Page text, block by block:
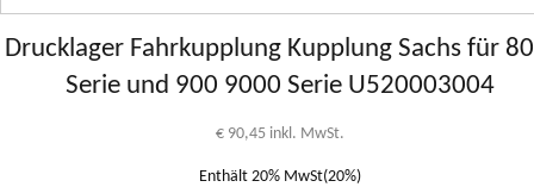
Drucklager Fahrkupplung Kupplung Sachs für
Serie und 900 9000 Serie U520003004
€ 90,45 inkl. MwSt.
Enthält 20% MwSt(20%)